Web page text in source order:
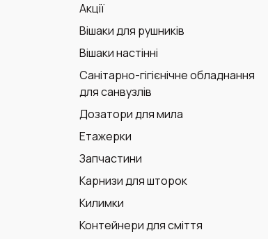
Акції
Вішаки для рушників
Вішаки настінні
Санітарно-гігієнічне обладнання
для санвузлів
Дозатори для мила
Етажерки
Запчастини
Карнизи для шторок
Килимки
Контейнери для сміття